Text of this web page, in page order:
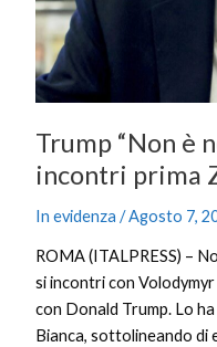
Trump “Non è
incontri prima
In evidenza /Agosto 7,
ROMA (ITALPRESS) –
si incontri con
con Donald Trump. Lo
Bianca, sottolineando di